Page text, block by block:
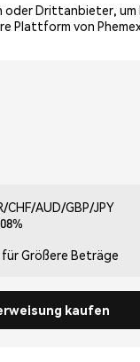
Drittanbieter,
von
CHF/AUD/GBP/JPY
fürGrößere Beträge
kaufen